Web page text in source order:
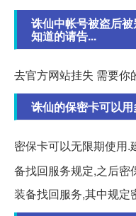
诛仙中帐号被盗后
知道的请告...
去官方网站挂失 需要你
诛仙的保密卡可以
密保卡可以无限期使用.
备找回服务规定,之后密
装备找回服务,其中规定